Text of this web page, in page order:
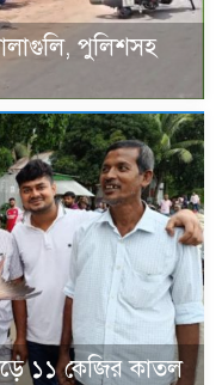
পুলিশসহ
১১ কেজির কাতল